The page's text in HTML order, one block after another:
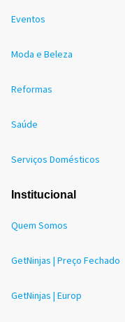
Eventos
Moda e Beleza
Reformas
Saúde
Serviços Domésticos
Institucional
Quem Somos
GetNinjas | Preço Fechado
GetNinjas | Europ